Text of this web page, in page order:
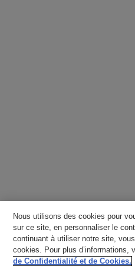
Nous utilisons des cookies pour
sur ce site, en personnaliser le
continuant à utiliser notre site,
cookies. Pour plus d’informations,
de Confidentialité et de Cookies.